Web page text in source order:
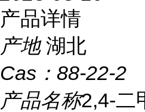
产品详情
产地 湖北
Cas： 88-22-2
产品名称2,4-二